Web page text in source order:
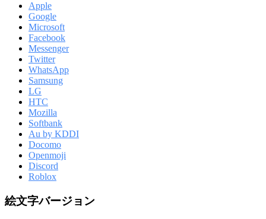
Apple
Google
Microsoft
Facebook
Messenger
Twitter
WhatsApp
Samsung
LG
HTC
Mozilla
Softbank
Au by KDDI
Docomo
Openmoji
Discord
Roblox
絵文字バージョン